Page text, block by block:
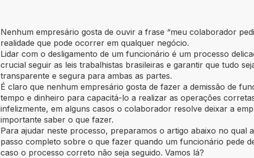
Nenhum empresário gosta de ouvir a frase “meu colaborador
realidade que pode ocorrer em qualquer negócio.
Lidar com o desligamento de um funcionário é um processo
crucial seguir as leis trabalhistas brasileiras e garantir que tudo
transparente e segura para ambas as partes.
É claro que nenhum empresário gosta de fazer a demissão de
tempo e dinheiro para capacitá-lo a realizar as operações
infelizmente, em alguns casos o colaborador resolve deixar a
importante saber o que fazer.
Para ajudar neste processo, preparamos o artigo abaixo no qual
passo completo sobre o que fazer quando um funcionário pede
caso o processo correto não seja seguido. Vamos lá?